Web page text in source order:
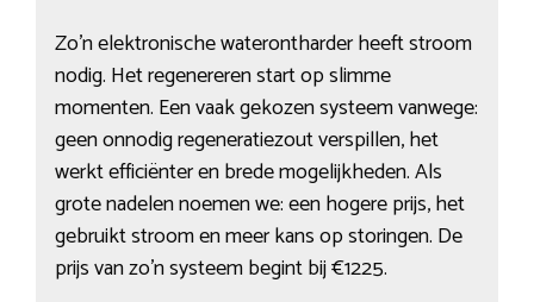
Zo’n elektronische waterontharder heeft stroom
nodig. Het regenereren start op slimme
momenten. Een vaak gekozen systeem vanwege:
geen onnodig regeneratiezout verspillen, het
werkt efficiënter en brede mogelijkheden. Als
grote nadelen noemen we: een hogere prijs, het
gebruikt stroom en meer kans op storingen. De
prijs van zo’n systeem begint bij €1225.